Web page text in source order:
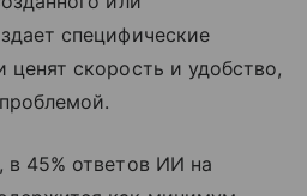
специфические
ценят скорость и удобство,
45% ответов ИИ на